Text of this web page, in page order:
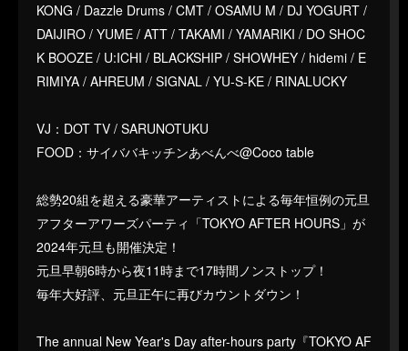
KONG / Dazzle Drums / CMT / OSAMU M / DJ YOGURT /
DAIJIRO / YUME / ATT / TAKAMI / YAMARIKI / DO SHOC
K BOOZE / U:ICHI / BLACKSHIP / SHOWHEY / hidemi / E
RIMIYA / AHREUM / SIGNAL / YU-S-KE / RINALUCKY
VJ：DOT TV / SARUNOTUKU
FOOD：サイババキッチンあべんべ@Coco table
総勢20組を超える豪華アーティストによる毎年恒例の元旦
アフターアワーズパーティ「TOKYO AFTER HOURS」が
2024年元旦も開催決定！
元旦早朝6時から夜11時まで17時間ノンストップ！
毎年大好評、元旦正午に再びカウントダウン！
The annual New Year's Day after-hours party『TOKYO AF